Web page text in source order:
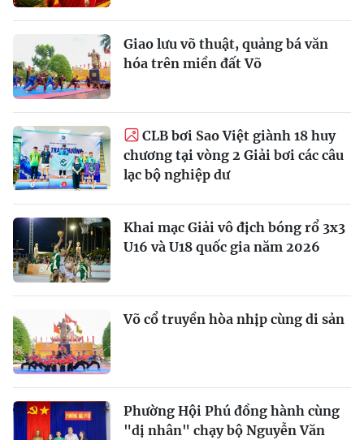
Giao lưu võ thuật, quảng bá văn
hóa trên miền đất Võ
CLB bơi Sao Việt giành 18 huy
chương tại vòng 2 Giải bơi các câu
lạc bộ nghiệp dư
Khai mạc Giải vô địch bóng rổ 3x3
U16 và U18 quốc gia năm 2026
Võ cổ truyền hòa nhịp cùng di sản
Phường Hội Phú đồng hành cùng
"dị nhân" chạy bộ Nguyễn Văn